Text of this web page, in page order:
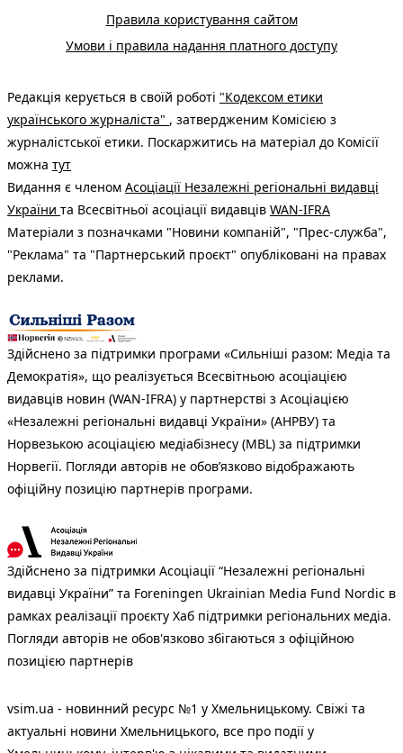
Правила користування сайтом
Умови і правила надання платного доступу
Редакція керується в своїй роботі "Кодексом етики
українського журналіста" , затвердженим Комісією з
журналістської етики. Поскаржитись на матеріал до Комісії
можна тут
Видання є членом Асоціації Незалежні регіональні видавці
України та Всесвітньої асоціації видавців WAN-IFRA
Матеріали з позначками "Новини компаній", "Прес-служба",
"Реклама" та "Партнерський проєкт" опубліковані на правах
реклами.
Здійснено за підтримки програми «Сильніші разом: Медіа та
Демократія», що реалізується Всесвітньою асоціацією
видавців новин (WAN-IFRA) у партнерстві з Асоціацією
«Незалежні регіональні видавці України» (АНРВУ) та
Норвезькою асоціацією медіабізнесу (MBL) за підтримки
Норвегії. Погляди авторів не обов’язково відображають
офіційну позицію партнерів програми.
Здійснено за підтримки Асоціації “Незалежні регіональні
видавці України” та Foreningen Ukrainian Media Fund Nordic в
рамках реалізації проєкту Хаб підтримки регіональних медіа.
Погляди авторів не обов'язково збігаються з офіційною
позицією партнерів
vsim.ua - новинний ресурс №1 у Хмельницькому. Свіжі та
актуальні новини Хмельницького, все про події у